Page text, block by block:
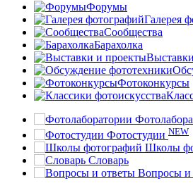
Форумы
Галерея
Сообщества
Барахолка
Фотоконкурсы
Фотостудии NEW
Школы
Словарь
Вопросы и